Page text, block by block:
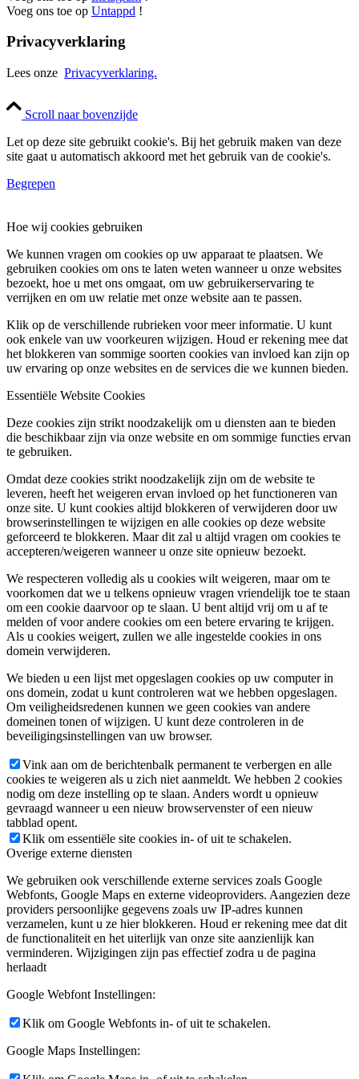
Voeg ons toe op Untappd !
Privacyverklaring
Lees onze Privacyverklaring.
Scroll naar bovenzijde
Let op deze site gebruikt cookie's. Bij het gebruik maken van deze
site gaat u automatisch akkoord met het gebruik van de cookie's.
Begrepen
Hoe wij cookies gebruiken
We kunnen vragen om cookies op uw apparaat te plaatsen. We
gebruiken cookies om ons te laten weten wanneer u onze websites
bezoekt, hoe u met ons omgaat, om uw gebruikerservaring te
verrijken en om uw relatie met onze website aan te passen.
Klik op de verschillende rubrieken voor meer informatie. U kunt
ook enkele van uw voorkeuren wijzigen. Houd er rekening mee dat
het blokkeren van sommige soorten cookies van invloed kan zijn op
uw ervaring op onze websites en de services die we kunnen bieden.
Essentiële Website Cookies
Deze cookies zijn strikt noodzakelijk om u diensten aan te bieden
die beschikbaar zijn via onze website en om sommige functies ervan
te gebruiken.
Omdat deze cookies strikt noodzakelijk zijn om de website te
leveren, heeft het weigeren ervan invloed op het functioneren van
onze site. U kunt cookies altijd blokkeren of verwijderen door uw
browserinstellingen te wijzigen en alle cookies op deze website
geforceerd te blokkeren. Maar dit zal u altijd vragen om cookies te
accepteren/weigeren wanneer u onze site opnieuw bezoekt.
We respecteren volledig als u cookies wilt weigeren, maar om te
voorkomen dat we u telkens opnieuw vragen vriendelijk toe te staan
om een cookie daarvoor op te slaan. U bent altijd vrij om u af te
melden of voor andere cookies om een betere ervaring te krijgen.
Als u cookies weigert, zullen we alle ingestelde cookies in ons
domein verwijderen.
We bieden u een lijst met opgeslagen cookies op uw computer in
ons domein, zodat u kunt controleren wat we hebben opgeslagen.
Om veiligheidsredenen kunnen we geen cookies van andere
domeinen tonen of wijzigen. U kunt deze controleren in de
beveiligingsinstellingen van uw browser.
Vink aan om de berichtenbalk permanent te verbergen en alle
cookies te weigeren als u zich niet aanmeldt. We hebben 2 cookies
nodig om deze instelling op te slaan. Anders wordt u opnieuw
gevraagd wanneer u een nieuw browservenster of een nieuw
tabblad opent.
Klik om essentiële site cookies in- of uit te schakelen.
Overige externe diensten
We gebruiken ook verschillende externe services zoals Google
Webfonts, Google Maps en externe videoproviders. Aangezien deze
providers persoonlijke gegevens zoals uw IP-adres kunnen
verzamelen, kunt u ze hier blokkeren. Houd er rekening mee dat dit
de functionaliteit en het uiterlijk van onze site aanzienlijk kan
verminderen. Wijzigingen zijn pas effectief zodra u de pagina
herlaadt
Google Webfont Instellingen:
Klik om Google Webfonts in- of uit te schakelen.
Google Maps Instellingen: